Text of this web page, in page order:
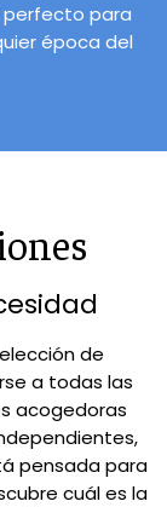
perfecto para
época del
de
a todas las
acogedoras
pensada para
cuál es la